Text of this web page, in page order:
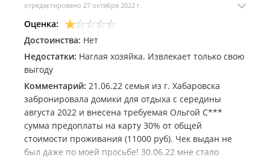
отредактировано 27 октября 2022 г.
Оценка:
Достоинства: Нет
Недостатки: Наглая хозяйка. Извлекает только свою
выгоду
Комментарий: 21.06.22 семья из г. Хабаровска
забронировала домики для отдыха с середины
августа 2022 и внесена требуемая Ольгой С***
сумма предоплаты на карту 30% от общей
стоимости проживания (11000 руб). Чек выдан не
был даже по моей просьбе! 30.06.22 мне стало